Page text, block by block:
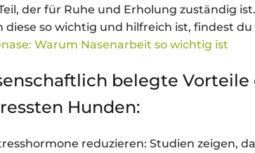
der für Ruhe und Erholung zuständig
diese so wichtig und hilfreich ist, findest
Warum Nasenarbeit so wichtig ist
belegte Vorteile
Hunden:
reduzieren: Studien zeigen,